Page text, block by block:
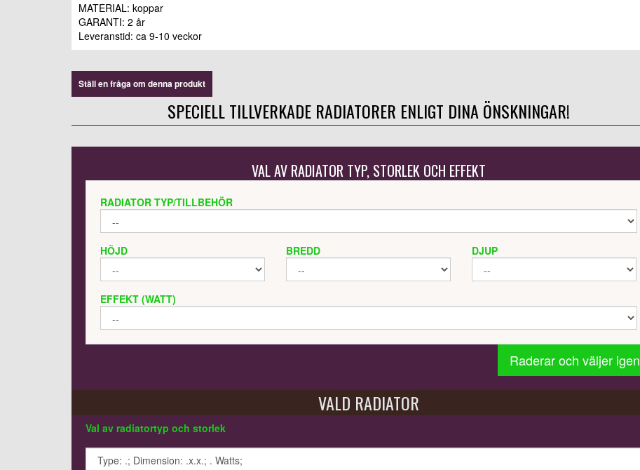
MATERIAL: koppar
GARANTI: 2 år
Leveranstid: ca 9-10 veckor
Ställ en fråga om denna produkt
SPECIELL TILLVERKADE RADIATORER ENLIGT DINA ÖNSKNINGAR!
VAL AV RADIATOR TYP, STORLEK OCH EFFEKT
RADIATOR TYP/TILLBEHÖR
HÖJD BREDD DJUP
EFFEKT (WATT)
Raderar och väljer igen
VALD RADIATOR
Val av radiatortyp och storlek